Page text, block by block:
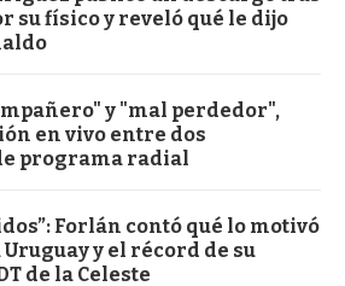
su físico y reveló qué le dijo
y "mal perdedor",
en vivo entre dos
programa radial
Forlán contó qué lo motivó
y el récord de su
de la Celeste